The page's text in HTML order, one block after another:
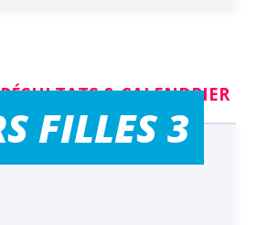
FILLES 3
& CALENDRIER